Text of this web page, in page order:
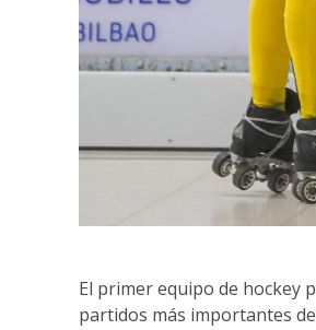
El primer equipo de hockey
partidos más importantes